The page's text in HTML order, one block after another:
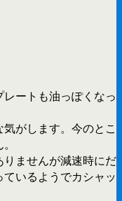
ートも油っぽくなっ
がします。今のとこ
ませんが減速時にだ
いるようでカシャッ